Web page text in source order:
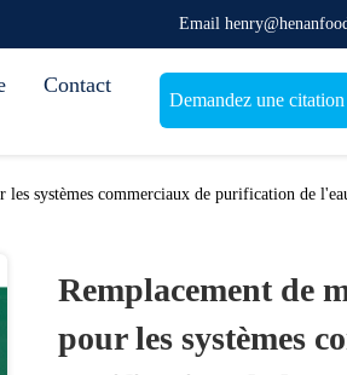
Email
Contact
Demandez une citation
les systèmes commerciaux de purification de
Remplacement de
pour les systèmes